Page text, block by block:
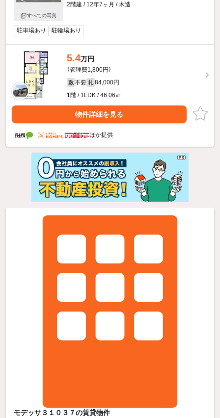
すべての写真
2階建 / 12年7ヶ月 / 木造
駐車場あり 駐輪場あり
5.4万円
（管理費1,800円）
敷 不要 礼 84,000円
1階 / 1LDK / 46.06㎡
物件詳細を見る
ほか提供
モデッサ３１０３７の賃貸物件